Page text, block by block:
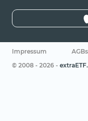
Impressum AGBs
© 2008 - 2026 -